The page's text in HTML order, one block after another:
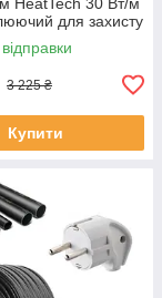
для захисту
водостоку
3 225 ₴
Купити